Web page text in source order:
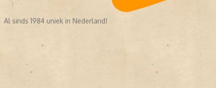
Al sinds 1984 uniek in Nederland!